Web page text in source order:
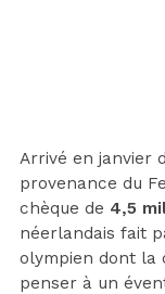
Arrivé en janvier
provenance du
chèque de 4,5
néerlandais fait
olympien dont la
penser à un